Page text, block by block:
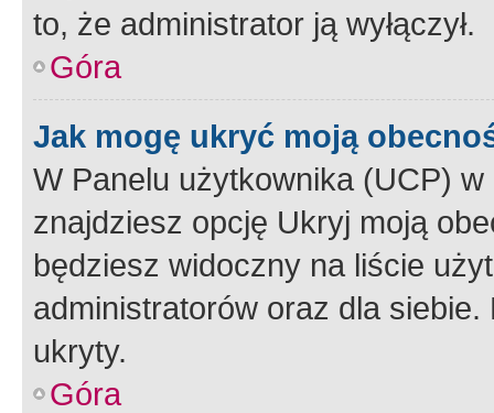
to, że administrator ją wyłączył.
Góra
Jak mogę ukryć moją
W Panelu użytkownika (UCP) w
znajdziesz opcję Ukryj moją
będziesz widoczny na liście
administratorów oraz dla
ukryty.
Góra